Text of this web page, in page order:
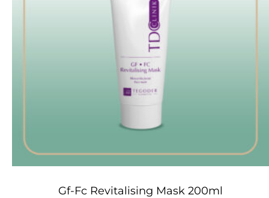
Gf-Fc Revitalising Mask 200ml